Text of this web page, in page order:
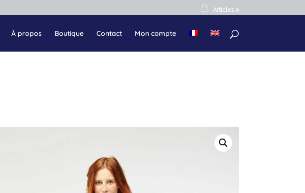
Articles 0
À propos Boutique Contact Mon compte